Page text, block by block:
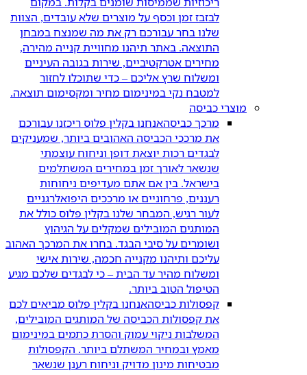
לבזבז זמן וכסף על מוצרים שלא עובדים, הצוות
שלנו בחר עבורכם רק את מה שמנצח במבחן
התוצאה. באתר תיהנו מחוויית קנייה מהירה,
מחירים אטרקטיביים, שירות בגובה העיניים
ומשלוח שרץ אליכם – כדי שתוכלו לחזור
למטבח נקי במינימום מחיר ומקסימום תוצאה.
מוצרי כביסה
מרכך כביסהאנחנו בקלין פלוס ריכזנו עבורכם
את מרככי הכביסה האהובים ביותר, שמעניקים
לבגדים רכות יוצאת דופן וניחוח עוצמתי
שנשאר לאורך זמן במחירים המשתלמים
בישראל. בין אם אתם מעדיפים ניחוחות
רעננים, פרחוניים או מרככים היפואלרגניים
לעור רגיש, המבחר שלנו בקלין פלוס כולל את
המותגים המובילים שמקלים על הגיהוץ
ושומרים על סיבי הבגד. בחרו את המרכך האהוב
עליכם ותיהנו מקנייה חכמה, שירות אישי
ומשלוח מהיר עד הבית – כי לבגדים שלכם מגיע
הטיפול הטוב ביותר.
קפסולות כביסהאנחנו בקלין פלוס מביאים לכם
את קפסולות הכביסה של המותגים המובילים,
המשלבות ניקוי עמוק והסרת כתמים במינימום
מאמץ ובמחיר המשתלם ביותר. הקפסולות
מבטיחות מינון מדויק וניחוח רענן שנשאר